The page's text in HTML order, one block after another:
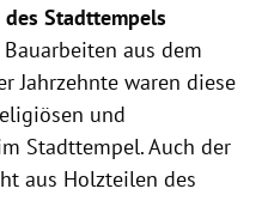
Stadttempels
aus dem
Jahrzehnte waren diese
und
Stadttempel. Auch der
aus Holzteilen des